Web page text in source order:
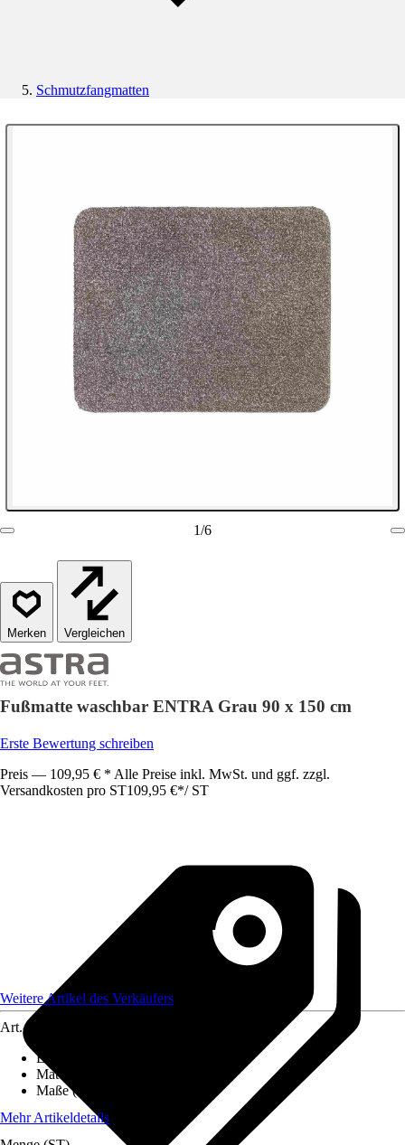
Schmutzfangmatten
1/6
Vergleichen
Fußmatte waschbar ENTRA Grau 90 x 150 cm
Erste Bewertung schreiben
Preis — 109,95 € * Alle Preise inkl. MwSt. und ggf. zzgl.
Versandkosten pro ST109,95 €*/ ST
Weitere Artikel des Verkäufers
Art.-Nr.
Einsatzbereich
Material
Maße (BxL)
Mehr Artikeldetails